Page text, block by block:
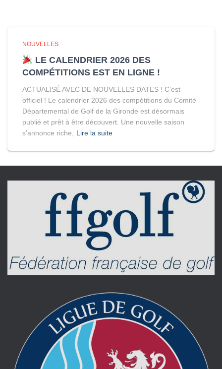
NOUVELLES
LE CALENDRIER 2026 DES
COMPÉTITIONS EST EN LIGNE !
ACTUALISÉ AVEC DE NOUVELLES DATES ! C’est
officiel ! Le calendrier 2026 des compétitions du Comité
Départemental de Golf de la Gironde est désormais
publié et prêt à être découvert. Une nouvelle saison
s’annonce riche,
Lire la suite